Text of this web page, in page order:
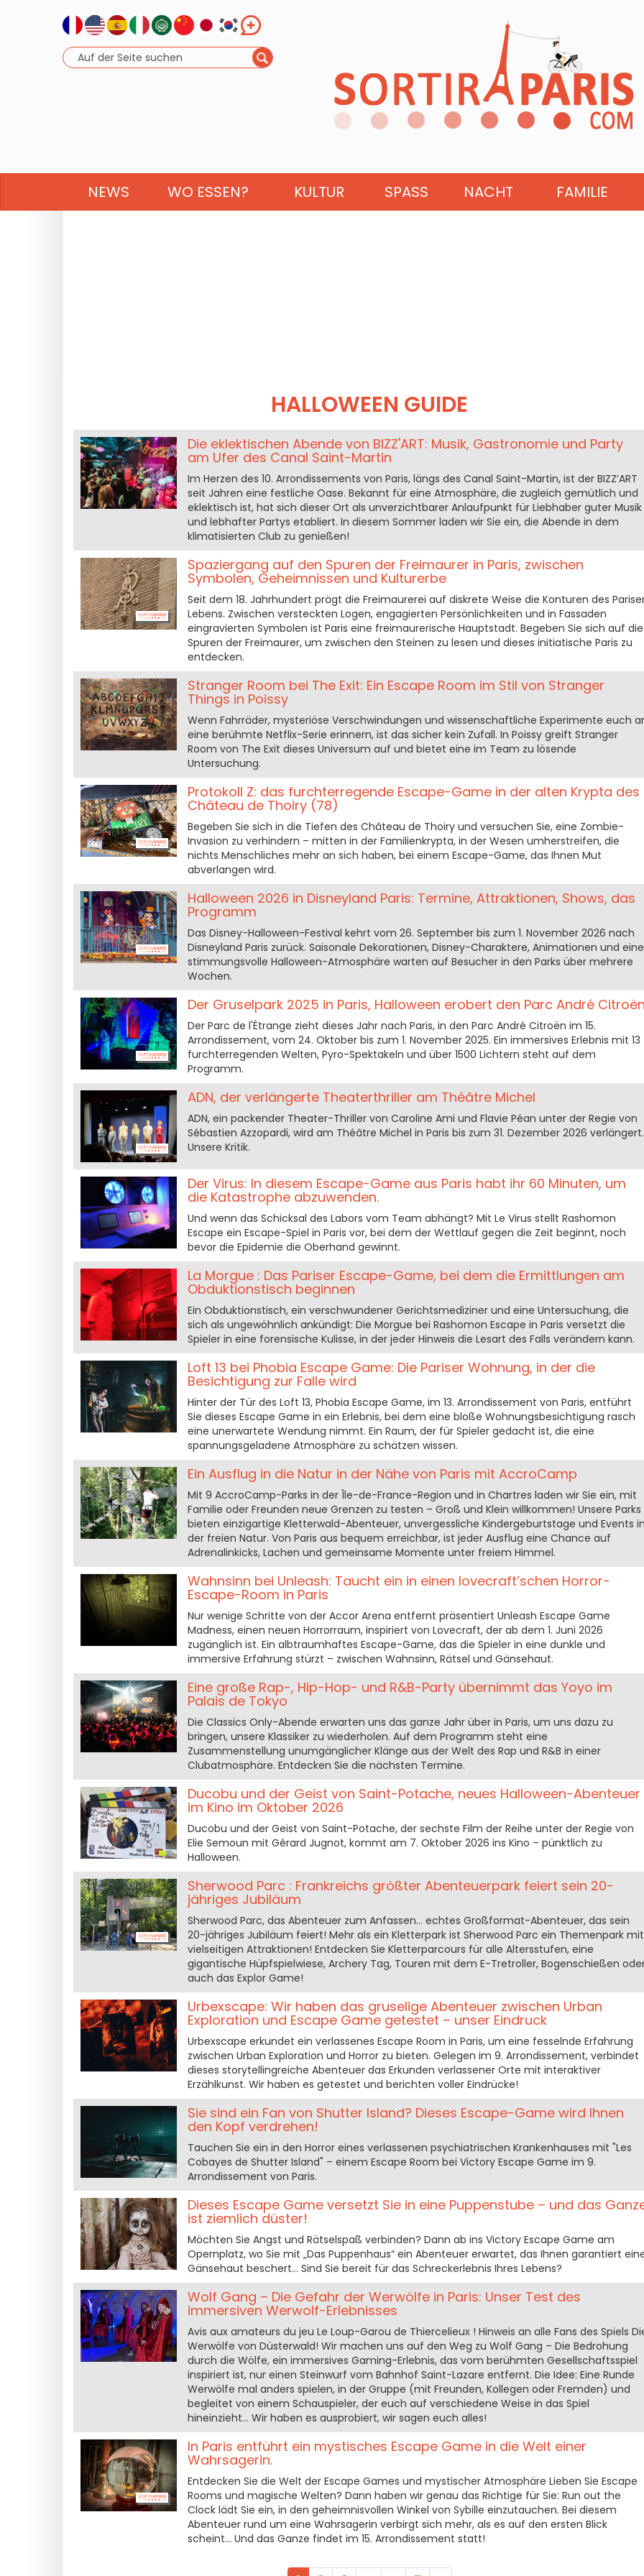
NEWS WO ESSEN? KULTUR SPASS NACHT FAMILIE
HALLOWEEN GUIDE
Die eklektischen Abende von BIZZ'ART: Musik, Gastronomie und Party
am Ufer des Canal Saint-Martin
Im Herzen des 10. Arrondissements von Paris, längs des Canal Saint-Martin, ist der BIZZ’ART
seit Jahren eine festliche Oase. Bekannt für eine Atmosphäre, die zugleich gemütlich und
eklektisch ist, hat sich dieser Ort als unverzichtbarer Anlaufpunkt für Liebhaber guter Musik
und lebhafter Partys etabliert. In diesem Sommer laden wir Sie ein, die Abende in dem
klimatisierten Club zu genießen!
Spaziergang auf den Spuren der Freimaurer in Paris, zwischen
Symbolen, Geheimnissen und Kulturerbe
Seit dem 18. Jahrhundert prägt die Freimaurerei auf diskrete Weise die Konturen des
Lebens. Zwischen versteckten Logen, engagierten Persönlichkeiten und in Fassaden
eingravierten Symbolen ist Paris eine freimaurerische Hauptstadt. Begeben Sie sich auf die
Spuren der Freimaurer, um zwischen den Steinen zu lesen und dieses initiatische Paris zu
entdecken.
Stranger Room bei The Exit: Ein Escape Room im Stil von Stranger
Things in Poissy
Wenn Fahrräder, mysteriöse Verschwindungen und wissenschaftliche Experimente euch
eine berühmte Netflix-Serie erinnern, ist das sicher kein Zufall. In Poissy greift Stranger
Room von The Exit dieses Universum auf und bietet eine im Team zu lösende
Untersuchung.
Protokoll Z: das furchterregende Escape-Game in der alten Krypta des
Château de Thoiry (78)
Begeben Sie sich in die Tiefen des Château de Thoiry und versuchen Sie, eine Zombie-
Invasion zu verhindern – mitten in der Familienkrypta, in der Wesen umherstreifen, die
nichts Menschliches mehr an sich haben, bei einem Escape-Game, das Ihnen Mut
abverlangen wird.
Halloween 2026 in Disneyland Paris: Termine, Attraktionen, Shows, das
Programm
Das Disney-Halloween-Festival kehrt vom 26. September bis zum 1. November 2026 nach
Disneyland Paris zurück. Saisonale Dekorationen, Disney-Charaktere, Animationen und eine
stimmungsvolle Halloween-Atmosphäre warten auf Besucher in den Parks über mehrere
Wochen.
Der Gruselpark 2025 in Paris, Halloween erobert den Parc André
Der Parc de l'Étrange zieht dieses Jahr nach Paris, in den Parc André Citroën im 15.
Arrondissement, vom 24. Oktober bis zum 1. November 2025. Ein immersives Erlebnis mit 13
furchterregenden Welten, Pyro-Spektakeln und über 1500 Lichtern steht auf dem
Programm.
ADN, der verlängerte Theaterthriller am Théâtre Michel
ADN, ein packender Theater-Thriller von Caroline Ami und Flavie Péan unter der Regie von
Sébastien Azzopardi, wird am Théâtre Michel in Paris bis zum 31. Dezember 2026 verlängert.
Unsere Kritik.
Der Virus: In diesem Escape-Game aus Paris habt ihr 60 Minuten, um
die Katastrophe abzuwenden.
Und wenn das Schicksal des Labors vom Team abhängt? Mit Le Virus stellt Rashomon
Escape ein Escape-Spiel in Paris vor, bei dem der Wettlauf gegen die Zeit beginnt, noch
bevor die Epidemie die Oberhand gewinnt.
La Morgue : Das Pariser Escape-Game, bei dem die Ermittlungen am
Obduktionstisch beginnen
Ein Obduktionstisch, ein verschwundener Gerichtsmediziner und eine Untersuchung, die
sich als ungewöhnlich ankündigt: Die Morgue bei Rashomon Escape in Paris versetzt die
Spieler in eine forensische Kulisse, in der jeder Hinweis die Lesart des Falls verändern kann.
Loft 13 bei Phobia Escape Game: Die Pariser Wohnung, in der die
Besichtigung zur Falle wird
Hinter der Tür des Loft 13, Phobia Escape Game, im 13. Arrondissement von Paris, entführt
Sie dieses Escape Game in ein Erlebnis, bei dem eine bloße Wohnungsbesichtigung rasch
eine unerwartete Wendung nimmt. Ein Raum, der für Spieler gedacht ist, die eine
spannungsgeladene Atmosphäre zu schätzen wissen.
Ein Ausflug in die Natur in der Nähe von Paris mit AccroCamp
Mit 9 AccroCamp-Parks in der Île-de-France-Region und in Chartres laden wir Sie ein, mit
Familie oder Freunden neue Grenzen zu testen – Groß und Klein willkommen! Unsere Parks
bieten einzigartige Kletterwald-Abenteuer, unvergessliche Kindergeburtstage und Events
der freien Natur. Von Paris aus bequem erreichbar, ist jeder Ausflug eine Chance auf
Adrenalinkicks, Lachen und gemeinsame Momente unter freiem Himmel.
Wahnsinn bei Unleash: Taucht ein in einen lovecraft’schen Horror-
Escape-Room in Paris
Nur wenige Schritte von der Accor Arena entfernt präsentiert Unleash Escape Game
Madness, einen neuen Horrorraum, inspiriert von Lovecraft, der ab dem 1. Juni 2026
zugänglich ist. Ein albtraumhaftes Escape-Game, das die Spieler in eine dunkle und
immersive Erfahrung stürzt – zwischen Wahnsinn, Rätsel und Gänsehaut.
Eine große Rap-, Hip-Hop- und R&B-Party übernimmt das Yoyo im
Palais de Tokyo
Die Classics Only-Abende erwarten uns das ganze Jahr über in Paris, um uns dazu zu
bringen, unsere Klassiker zu wiederholen. Auf dem Programm steht eine
Zusammenstellung unumgänglicher Klänge aus der Welt des Rap und R&B in einer
Clubatmosphäre. Entdecken Sie die nächsten Termine.
Ducobu und der Geist von Saint-Potache, neues Halloween-Abenteuer
im Kino im Oktober 2026
Ducobu und der Geist von Saint-Potache, der sechste Film der Reihe unter der Regie von
Elie Semoun mit Gérard Jugnot, kommt am 7. Oktober 2026 ins Kino – pünktlich zu
Halloween.
Sherwood Parc : Frankreichs größter Abenteuerpark feiert sein 20-
jähriges Jubiläum
Sherwood Parc, das Abenteuer zum Anfassen... echtes Großformat-Abenteuer, das sein
20-jähriges Jubiläum feiert! Mehr als ein Kletterpark ist Sherwood Parc ein Themenpark mit
vielseitigen Attraktionen! Entdecken Sie Kletterparcours für alle Altersstufen, eine
gigantische Hüpfspielwiese, Archery Tag, Touren mit dem E-Tretroller, Bogenschießen
auch das Explor Game!
Urbexscape: Wir haben das gruselige Abenteuer zwischen Urban
Exploration und Escape Game getestet – unser Eindruck
Urbexscape erkundet ein verlassenes Escape Room in Paris, um eine fesselnde Erfahrung
zwischen Urban Exploration und Horror zu bieten. Gelegen im 9. Arrondissement, verbindet
dieses storytellingreiche Abenteuer das Erkunden verlassener Orte mit interaktiver
Erzählkunst. Wir haben es getestet und berichten voller Eindrücke!
Sie sind ein Fan von Shutter Island? Dieses Escape-Game wird Ihnen
den Kopf verdrehen!
Tauchen Sie ein in den Horror eines verlassenen psychiatrischen Krankenhauses mit "Les
Cobayes de Shutter Island" – einem Escape Room bei Victory Escape Game im 9.
Arrondissement von Paris.
Dieses Escape Game versetzt Sie in eine Puppenstube – und das
ist ziemlich düster!
Möchten Sie Angst und Rätselspaß verbinden? Dann ab ins Victory Escape Game am
Opernplatz, wo Sie mit „Das Puppenhaus“ ein Abenteuer erwartet, das Ihnen garantiert
Gänsehaut beschert... Sind Sie bereit für das Schreckerlebnis Ihres Lebens?
Wolf Gang – Die Gefahr der Werwölfe in Paris: Unser Test des
immersiven Werwolf-Erlebnisses
Avis aux amateurs du jeu Le Loup-Garou de Thiercelieux ! Hinweis an alle Fans des Spiels
Werwölfe von Düsterwald! Wir machen uns auf den Weg zu Wolf Gang – Die Bedrohung
durch die Wölfe, ein immersives Gaming-Erlebnis, das vom berühmten Gesellschaftsspiel
inspiriert ist, nur einen Steinwurf vom Bahnhof Saint-Lazare entfernt. Die Idee: Eine Runde
Werwölfe mal anders spielen, in der Gruppe (mit Freunden, Kollegen oder Fremden) und
begleitet von einem Schauspieler, der euch auf verschiedene Weise in das Spiel
hineinzieht... Wir haben es ausprobiert, wir sagen euch alles!
In Paris entführt ein mystisches Escape Game in die Welt einer
Wahrsagerin.
Entdecken Sie die Welt der Escape Games und mystischer Atmosphäre Lieben Sie Escape
Rooms und magische Welten? Dann haben wir genau das Richtige für Sie: Run out the
Clock lädt Sie ein, in den geheimnisvollen Winkel von Sybille einzutauchen. Bei diesem
Abenteuer rund um eine Wahrsagerin verbirgt sich mehr, als es auf den ersten Blick
scheint... Und das Ganze findet im 15. Arrondissement statt!